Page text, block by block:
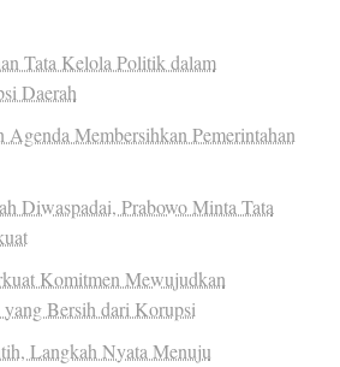
Tata Kelola Politik dalam
Daerah
Agenda Membersihkan Pemerintahan
Diwaspadai, Prabowo Minta Tata
Komitmen Mewujudkan
yang Bersih dari Korupsi
Langkah Nyata Menuju